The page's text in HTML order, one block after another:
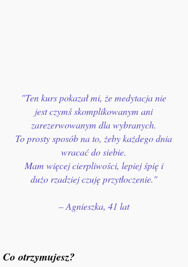
"Ten kurs pokazał mi, że medytacja nie
jest czymś skomplikowanym ani
zarezerwowanym dla wybranych.
To prosty sposób na to, żeby każdego dnia
wracać do siebie.
Mam więcej cierpliwości, lepiej śpię i
dużo rzadziej czuję przytłoczenie."
– Agnieszka, 41 lat
Co otrzymujesz?